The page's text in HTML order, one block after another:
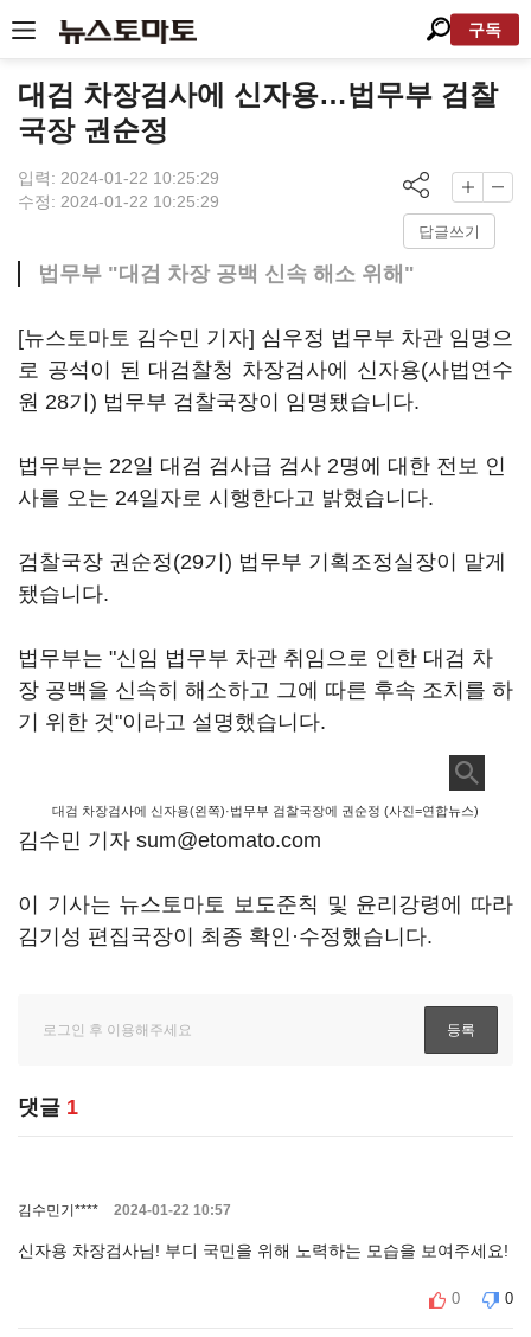
구독
대검 차장검사에 신자용…법무부 검찰
국장 권순정
입력: 2024-01-22 10:25:29
수정: 2024-01-22 10:25:29
답글쓰기
법무부 "대검 차장 공백 신속 해소 위해"
[뉴스토마토 김수민 기자] 심우정 법무부 차관 임명으
로 공석이 된 대검찰청 차장검사에 신자용(사법연수
원 28기) 법무부 검찰국장이 임명됐습니다.
법무부는 22일 대검 검사급 검사 2명에 대한 전보 인
사를 오는 24일자로 시행한다고 밝혔습니다.
검찰국장 권순정(29기) 법무부 기획조정실장이 맡게
됐습니다.
법무부는 "신임 법무부 차관 취임으로 인한 대검 차
장 공백을 신속히 해소하고 그에 따른 후속 조치를 하
기 위한 것"이라고 설명했습니다.
대검 차장검사에 신자용(왼쪽)·법무부 검찰국장에 권순정 (사진=연합뉴스)
김수민 기자 sum@etomato.com
이 기사는 뉴스토마토 보도준칙 및 윤리강령에 따라
김기성 편집국장이 최종 확인·수정했습니다.
댓글 1
김수민기**** 2024-01-22 10:57
신자용 차장검사님! 부디 국민을 위해 노력하는 모습을 보여주세요!
0 0